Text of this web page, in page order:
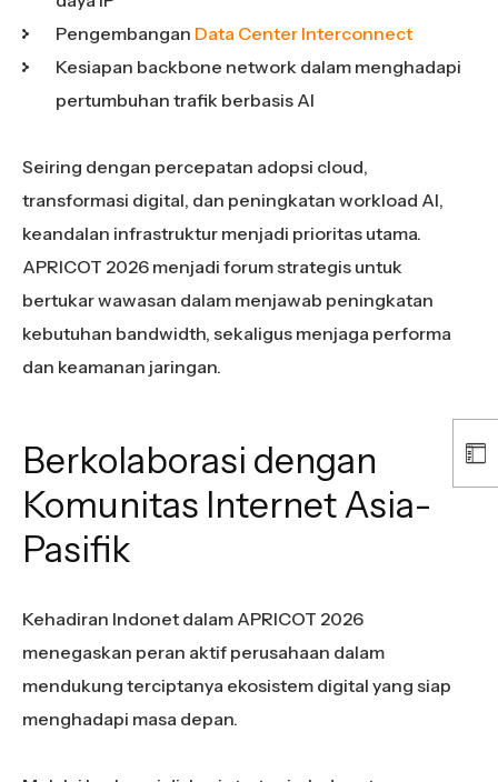
Pengembangan Data Center Interconnect
Kesiapan backbone network dalam menghadapi
pertumbuhan trafik berbasis AI
Seiring dengan percepatan adopsi cloud,
transformasi digital, dan peningkatan workload AI,
keandalan infrastruktur menjadi prioritas utama.
APRICOT 2026 menjadi forum strategis untuk
bertukar wawasan dalam menjawab peningkatan
kebutuhan bandwidth, sekaligus menjaga performa
dan keamanan jaringan.
Berkolaborasi dengan
Komunitas Internet Asia-
Pasifik
Kehadiran Indonet dalam APRICOT 2026
menegaskan peran aktif perusahaan dalam
mendukung terciptanya ekosistem digital yang siap
menghadapi masa depan.